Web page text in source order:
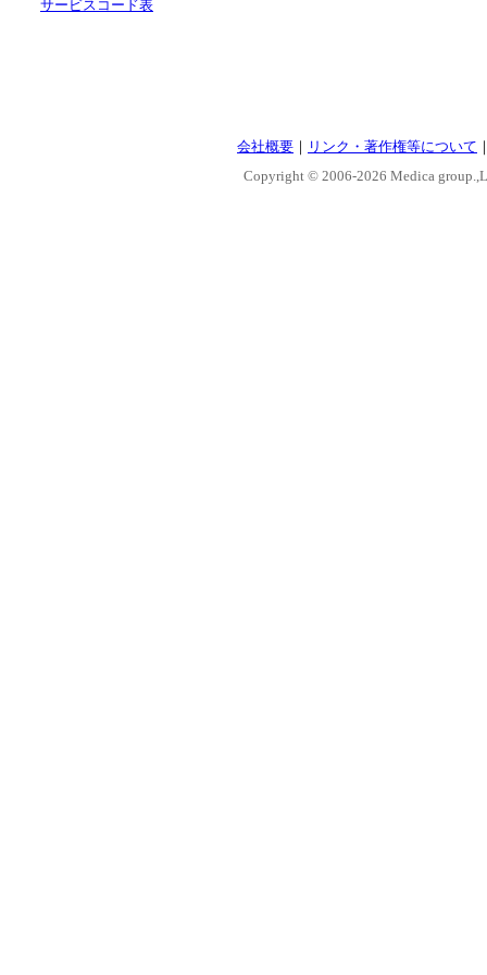
サービスコード表
会社概要 ｜ リンク・著作権等について
Copyright © 2006-2026 Medica